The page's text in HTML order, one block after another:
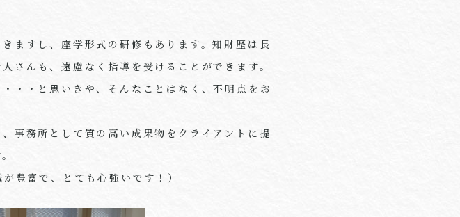
ますし、座学形式の研修もあります。知財歴は長
さんも、遠慮なく指導を受けることができます。
・・と思いきや、そんなことはなく、不明点をお
事務所として質の高い成果物をクライアントに提
豊富で、とても心強いです！）